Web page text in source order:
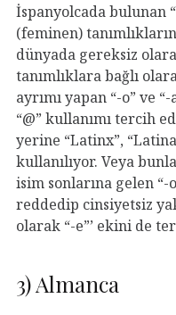
İspanyolcada bulunan
(feminen)
dünyada gereksiz
tanımlıklara bağlı
ayrımı yapan “-o” ve
“@” kullanımı tercih
yerine “Latinx”,
kullanılıyor. Veya
isim sonlarına gelen “-
reddedip cinsiyetsiz
olarak “-e”’ ekini de
3) Almanca